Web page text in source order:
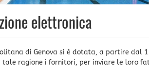
elettronica
di Genova si è dotata, a partire dal
tale ragione i fornitori, per inviare le loro